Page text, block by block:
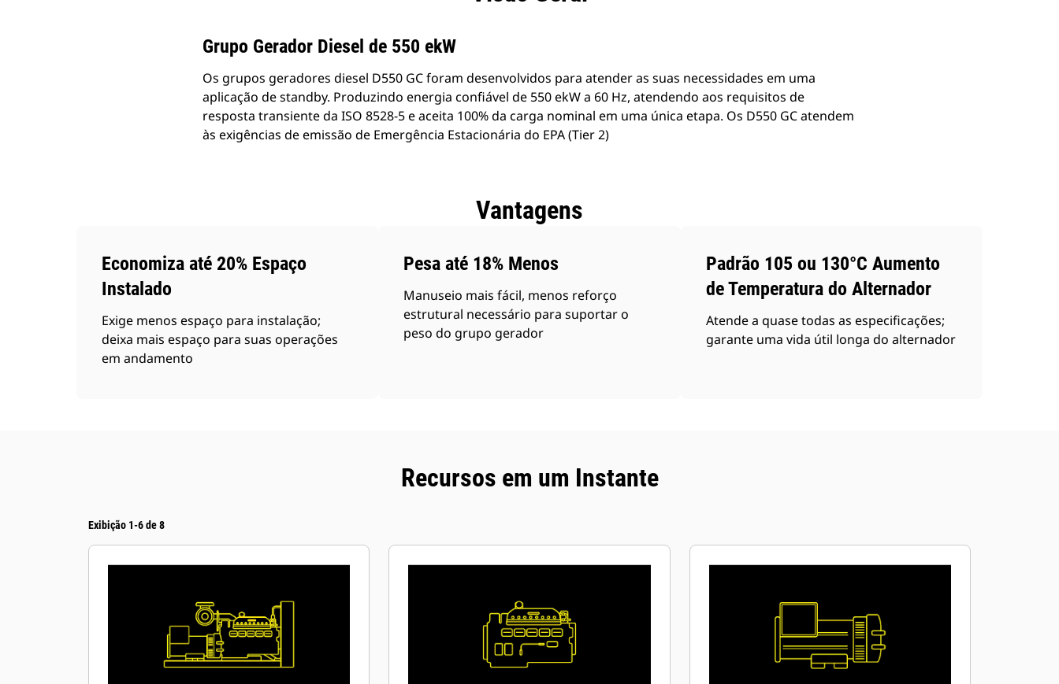
Grupo Gerador Diesel de 550 ekW
Os grupos geradores diesel D550 GC foram desenvolvidos para atender as suas necessidades em uma
aplicação de standby. Produzindo energia confiável de 550 ekW a 60 Hz, atendendo aos requisitos de
resposta transiente da ISO 8528-5 e aceita 100% da carga nominal em uma única etapa. Os D550 GC atendem
às exigências de emissão de Emergência Estacionária do EPA (Tier 2)
Vantagens
Economiza até 20% Espaço
Instalado
Exige menos espaço para instalação;
deixa mais espaço para suas operações
em andamento
Pesa até 18% Menos
Manuseio mais fácil, menos reforço
estrutural necessário para suportar o
peso do grupo gerador
Padrão 105 ou 130°C Aumento
de Temperatura do Alternador
Atende a quase todas as especificações;
garante uma vida útil longa do alternador
Recursos em um Instante
Exibição 1-6 de 8